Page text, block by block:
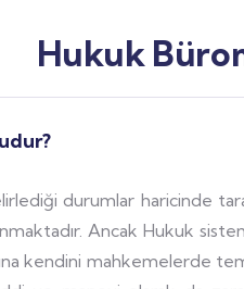
Hukuk
durumlar haricinde
Ancak Hukuk
kendini mahkemelerde